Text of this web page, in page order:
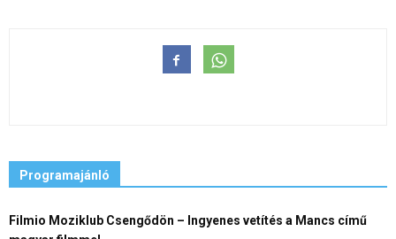
Programajánló
Filmio Moziklub Csengődön – Ingyenes vetítés a Mancs című